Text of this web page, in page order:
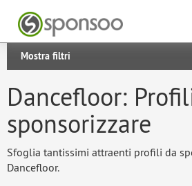
Mostra filtri
Dancefloor:
sponsorizzare
Sfoglia tantissimi attraenti profili da
Dancefloor.